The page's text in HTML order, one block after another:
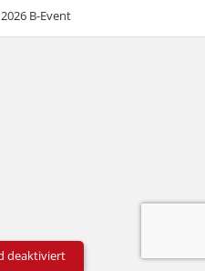
B-Event
deaktiviert